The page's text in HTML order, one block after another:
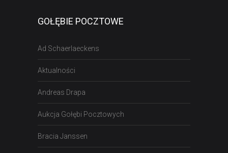
GOŁĘBIE POCZTOWE
Ad Schaerlaeckens
Aktualności
Andreas Drapa
Aukcja Gołębi Pocztowych
Bracia Janssen